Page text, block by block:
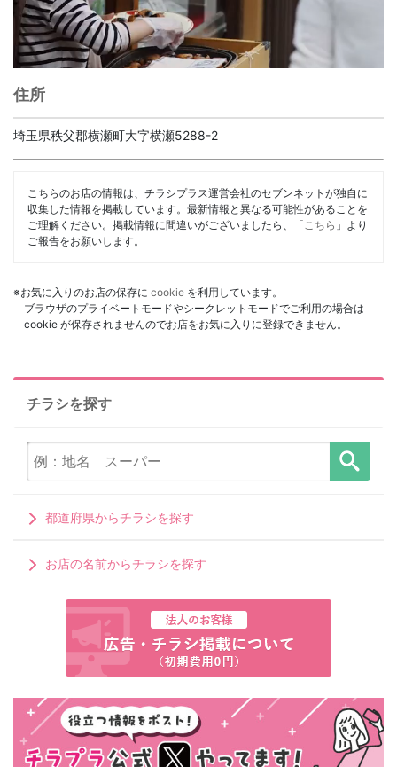
住所
埼玉県秩父郡横瀬町大字横瀬5288-2
こちらのお店の情報は、チラシプラス運営会社のセブンネットが独自に
収集した情報を掲載しています。最新情報と異なる可能性があることを
ご理解ください。掲載情報に間違いがございましたら、「 こちら 」より
ご報告をお願いします。
※お気に入りのお店の保存に cookie を利用しています。
ブラウザのプライベートモードやシークレットモードでご利用の場合は
cookie が保存されませんのでお店をお気に入りに登録できません。
チラシを探す
都道府県からチラシを探す
お店の名前からチラシを探す